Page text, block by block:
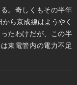
。奇しくもその半年
ら京成線はようやく
たわけだが、この半
東電管内の電力不足